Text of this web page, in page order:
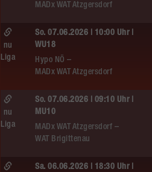
MADx WAT Atzgersdorf
So. 07.06.2026 | 10:00 Uhr |
WU18
Hypo NÖ –
MADx WAT Atzgersdorf
nu
Liga
So. 07.06.2026 | 09:10 Uhr |
MU10
MADx WAT Atzgersdorf –
WAT Brigittenau
nu
Liga
Sa. 06.06.2026 | 18:30 Uhr |